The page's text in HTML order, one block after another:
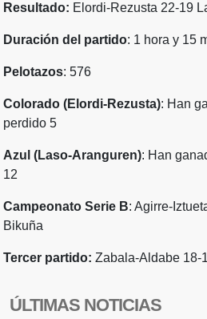
Resultado: Elordi-Rezusta 22-19
Duración del partido: 1 hora y 15
Pelotazos: 576
Colorado (Elordi-Rezusta): Han
perdido 5
Azul (Laso-Aranguren): Han
12
Campeonato Serie B: Agirre-
Bikuña
Tercer partido: Zabala-Aldabe 18-
ÚLTIMAS NOTICIAS